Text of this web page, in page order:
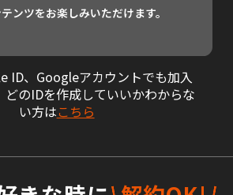
ンツをお楽しみいただけます。
ID、Googleアカウントでも加入
どのIDを作成していいかわからな
い方はこちら